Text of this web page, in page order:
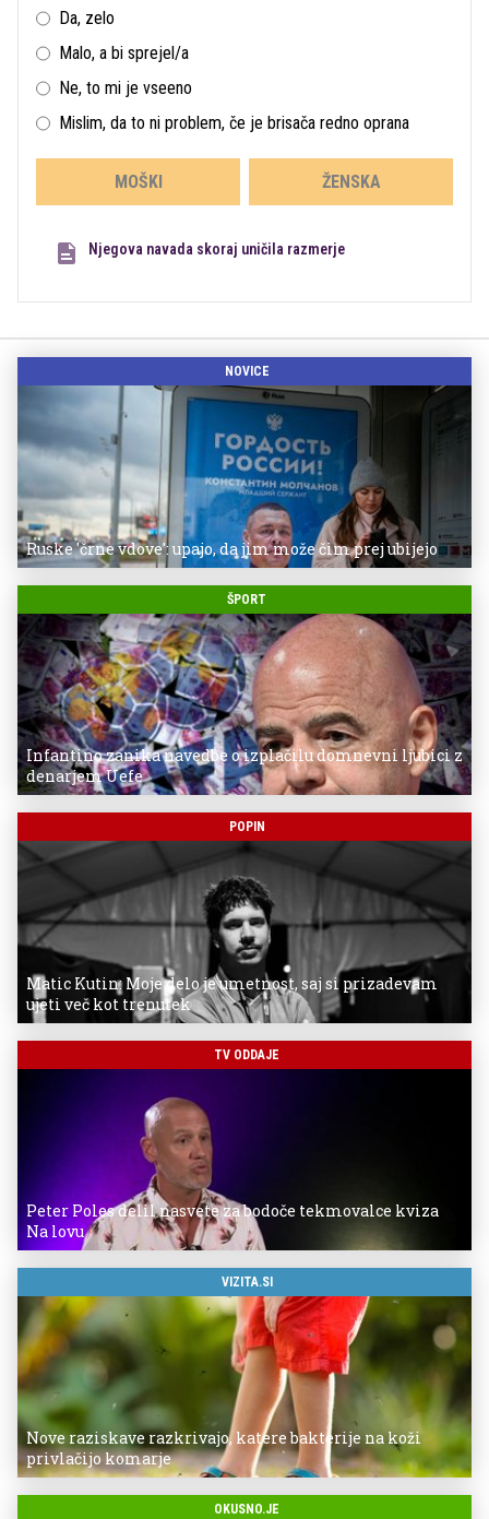
Da, zelo
Malo, a bi sprejel/a
Ne, to mi je vseeno
Mislim, da to ni problem, če je brisača redno oprana
MOŠKI ŽENSKA
Njegova navada skoraj uničila razmerje
NOVICE
Ruske 'črne vdove': upajo, da jim može čim prej ubijejo
ŠPORT
Infantino zanika navedbe o izplačilu domnevni ljubici z
denarjem Uefe
POPIN
Matic Kutin: Moje delo je umetnost, saj si prizadevam
ujeti več kot trenutek
TV ODDAJE
Peter Poles delil nasvete za bodoče tekmovalce kviza
Na lovu
VIZITA.SI
Nove raziskave razkrivajo, katere bakterije na koži
privlačijo komarje
OKUSNO.JE